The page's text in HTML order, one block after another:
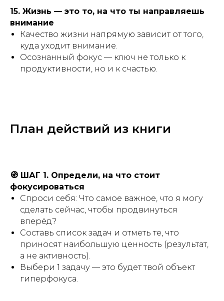
15. Жизнь — это то, на что ты направляешь
внимание
Качество жизни напрямую зависит от того,
куда уходит внимание.
Осознанный фокус — ключ не только к
продуктивности, но и к счастью.
План действий из книги
🧭 ШАГ 1. Определи, на что стоит
фокусироваться
Спроси себя: Что самое важное, что я могу
сделать сейчас, чтобы продвинуться
вперёд?
Составь список задач и отметь те, что
приносят наибольшую ценность (результат,
а не активность).
Выбери 1 задачу — это будет твой объект
гиперфокуса.